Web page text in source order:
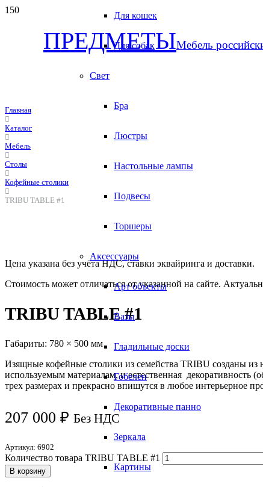
ПРЕДМЕТЫМебель
Для кошек
Для собак
Свет
Бра
Люстры
Настольные лампы
Подвесы
Торшеры
Аксессуары
Арт объекты
Вазы
Гладильные доски
Гобелен
Декоративные панно
Зеркала
Картины
Главная
Каталог
Мебель
Столы
Кофейные столики
TRIBU TABLE #1
Цена указана без учёта НДС, ставки эквайринга и доставки.
Стоимость может отличаться от указанной на сайте.
TRIBU TABLE #1
Габариты: 780 × 500 мм
Изящные кофейные столики из семейства TRIBU созданы из
используемым материалам, и естественная
трех размерах и прекрасно впишутся в любое интерьерное
207 000 ₽ Без НДС
Артикул: 6902
Количество товара TRIBU TABLE #1
В корзину